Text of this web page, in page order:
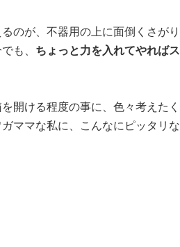
のが、不器用の上に面倒くさがり
も、 ちょっと力を入れてやればス
開ける程度の事に、色々考えたく
ママな私に、こんなにピッタリな